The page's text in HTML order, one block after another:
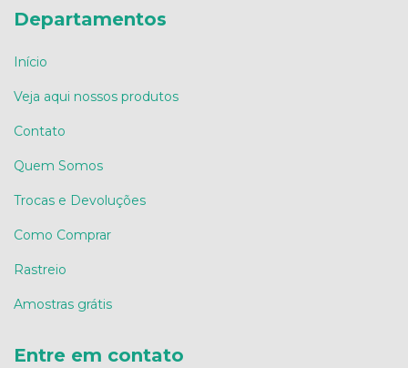
Departamentos
Início
Veja aqui nossos produtos
Contato
Quem Somos
Trocas e Devoluções
Como Comprar
Rastreio
Amostras grátis
Entre em contato